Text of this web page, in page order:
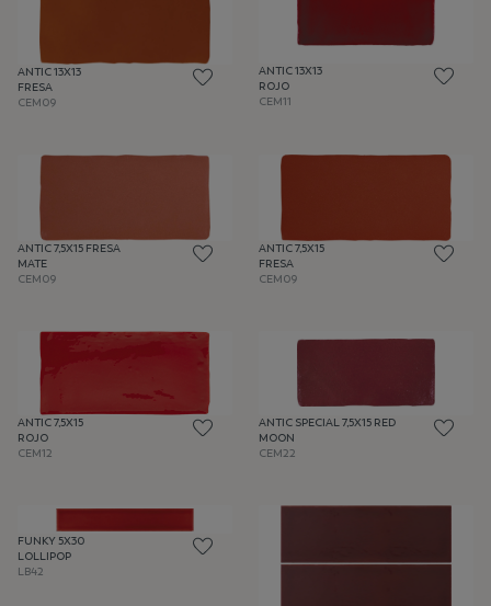
ANTIC 13X13
FRESA
CEM09
ANTIC 13X13
ROJO
CEM11
ANTIC 7,5X15 FRESA
MATE
CEM09
ANTIC 7,5X15
FRESA
CEM09
ANTIC 7,5X15
ROJO
CEM12
ANTIC SPECIAL 7,5X15 RED
MOON
CEM22
FUNKY 5X30
LOLLIPOP
LB42